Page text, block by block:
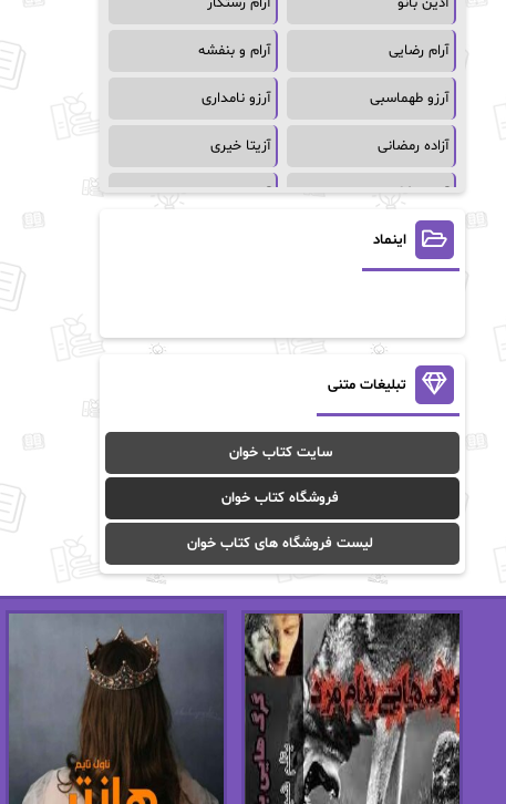
آرام رضایی آرام و بنفشه
آرزو طهماسبی آرزو نامداری
آزاده رمضانی آزیتا خیری
آسمان64 آسمان۶۵
آسیه احمدی
آن ماری سلینکو آنا تاد
آنالیا
آوا موسوی آیدا (Aixi)
آیدا باقری آیسان صادقی
ا_اصغر زاده ا_اصغرزاده
اریک مورگنشترن از نیلوفر لاری
استفانی مهیر استل مسکم
اسما کافی اصغر زاده
افسانه سماوات اکرم محمدی
ال جی اسمیت الف صاد
اینماد
تبلیغات متنی
سایت کتاب خوان
فروشگاه کتاب خوان
لیست فروشگاه های کتاب خوان